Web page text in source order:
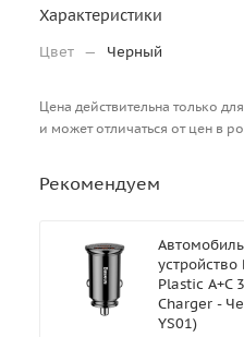
Характеристики
Цвет — Черный
Цена действительна только
и может отличаться от цен в
Рекомендуем
Plastic A+C
Charger -
YS01)